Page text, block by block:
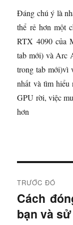
Đáng chú ý là
thể rẻ hơn một
RTX 4090 của
tab mới) và Arc
trong tab mới)vì
nhất và tìm hiểu
GPU rời, việc
hơn
i
ề
TRƯỚC ĐÓ
B
à
Cách
bạn và